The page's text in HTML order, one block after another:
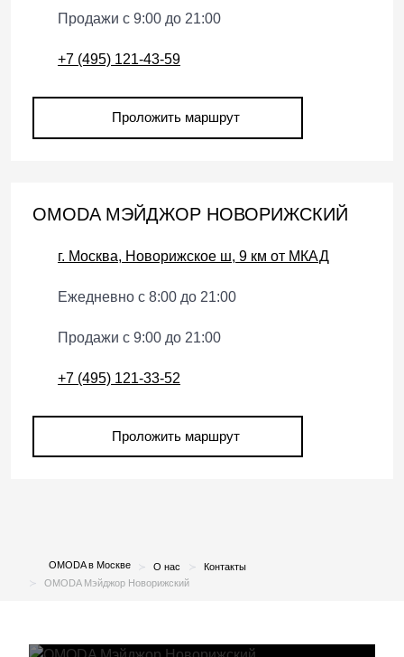
Продажи с 9:00 до 21:00
+7 (495) 121-43-59
Проложить маршрут
OMODA МЭЙДЖОР НОВОРИЖСКИЙ
г. Москва, Новорижское ш, 9 км от МКАД
Ежедневно с 8:00 до 21:00
Продажи с 9:00 до 21:00
+7 (495) 121-33-52
Проложить маршрут
OMODA в Москве О нас
Контакты
OMODA Мэйджор Новорижский